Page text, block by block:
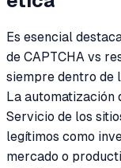
Es esencial
de CAPTCHA vs
siempre dentro de
La automatización
Servicio de los
legítimos como
mercado o